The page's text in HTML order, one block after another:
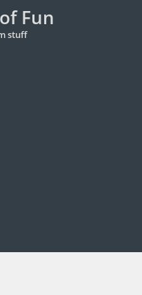
Fun
stuff